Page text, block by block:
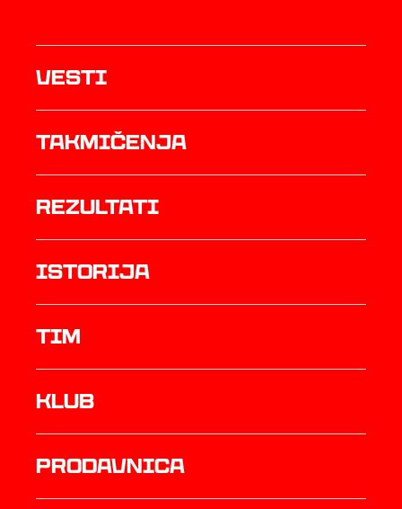
Vesti
Takmičenja
rezultati
istorija
TIM
Klub
prodavnica